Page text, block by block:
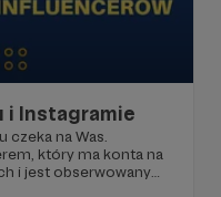
i Instagramie
czeka na Was.
który ma konta na
i jest obserwowany